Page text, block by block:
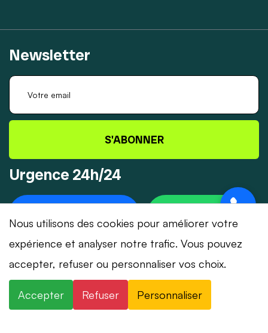
Newsletter
S'ABONNER
Urgence 24h/24
© 2026 Dépannage-Serrurier.ch - Tous droits
réservés | Suisse romande
Nous utilisons des cookies pour améliorer votre
expérience et analyser notre trafic. Vous pouvez
accepter, refuser ou personnaliser vos choix.
Accepter Refuser Personnaliser